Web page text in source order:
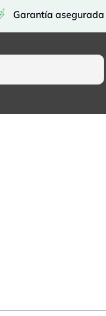
Garantía asegurada